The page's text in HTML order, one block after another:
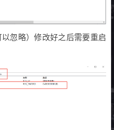
忽略）修改好之后需要重启